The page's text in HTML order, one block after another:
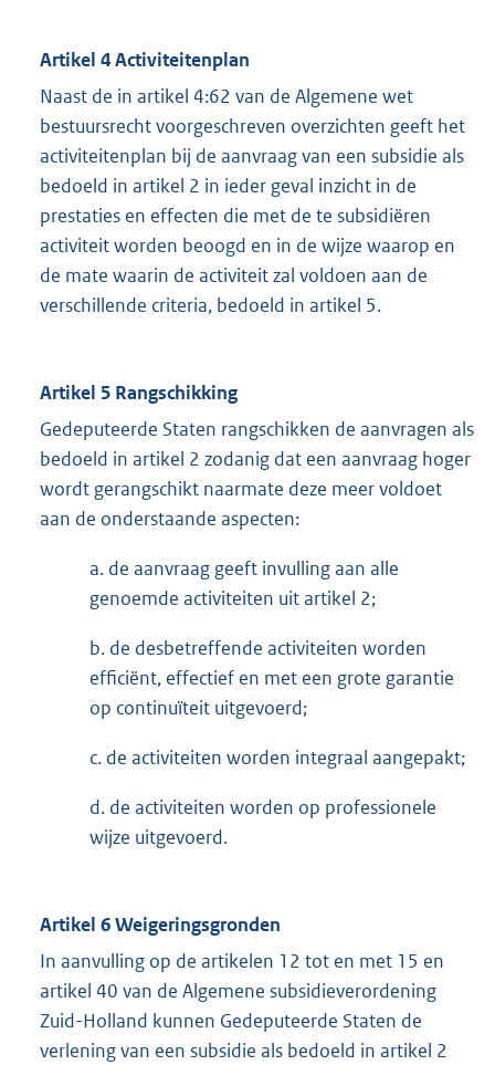
Artikel 4 Activiteitenplan
Naast de in artikel 4:62 van de Algemene wet
bestuursrecht voorgeschreven overzichten geeft het
activiteitenplan bij de aanvraag van een subsidie als
bedoeld in artikel 2 in ieder geval inzicht in de
prestaties en effecten die met de te subsidiëren
activiteit worden beoogd en in de wijze waarop en
de mate waarin de activiteit zal voldoen aan de
verschillende criteria, bedoeld in artikel 5.
Artikel 5 Rangschikking
Gedeputeerde Staten rangschikken de aanvragen als
bedoeld in artikel 2 zodanig dat een aanvraag hoger
wordt gerangschikt naarmate deze meer voldoet
aan de onderstaande aspecten:
a. de aanvraag geeft invulling aan alle
genoemde activiteiten uit artikel 2;
b. de desbetreffende activiteiten worden
efficiënt, effectief en met een grote garantie
op continuïteit uitgevoerd;
c. de activiteiten worden integraal aangepakt;
d. de activiteiten worden op professionele
wijze uitgevoerd.
Artikel 6 Weigeringsgronden
In aanvulling op de artikelen 12 tot en met 15 en
artikel 40 van de Algemene subsidieverordening
Zuid-Holland kunnen Gedeputeerde Staten de
verlening van een subsidie als bedoeld in artikel 2